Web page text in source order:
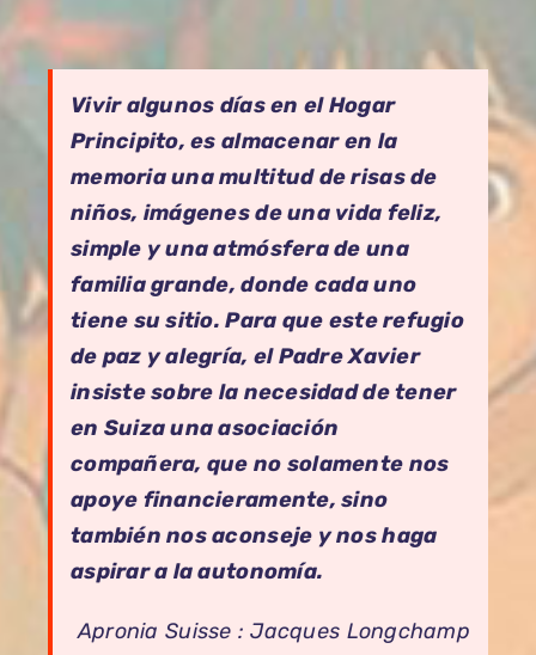
Vivir algunos días en el Hogar
Principito, es almacenar en la
memoria una multitud de risas de
niños, imágenes de una vida feliz,
simple y una atmósfera de una
familia grande, donde cada uno
tiene su sitio. Para que este refugio
de paz y alegría, el Padre Xavier
insiste sobre la necesidad de tener
en Suiza una asociación
compañera, que no solamente nos
apoye financieramente, sino
también nos aconseje y nos haga
aspirar a la autonomía.
Apronia Suisse : Jacques Longchamp